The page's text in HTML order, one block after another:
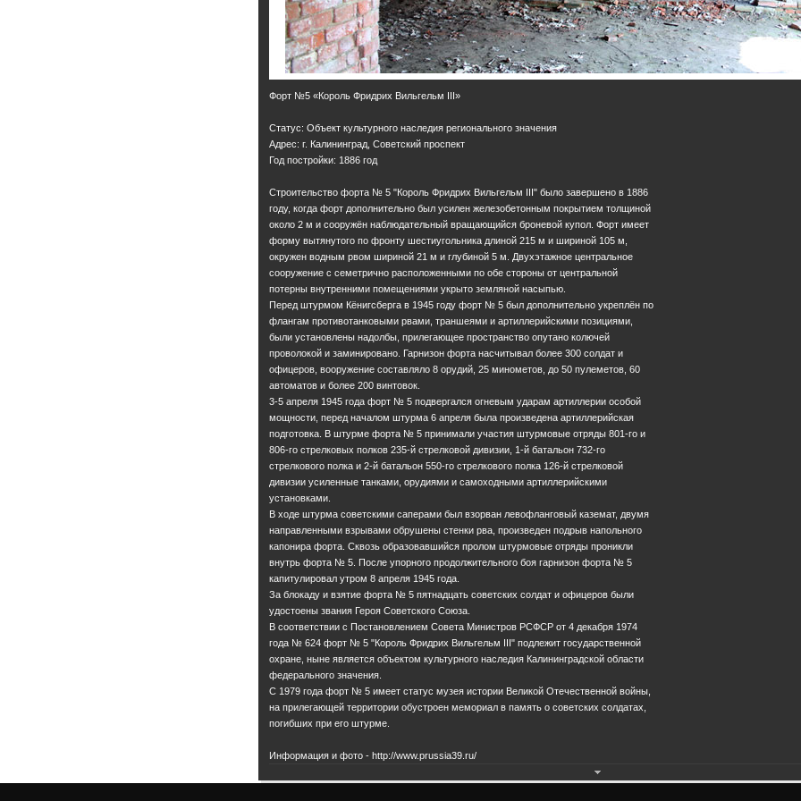
© Администрация ГО "Город Калининград"
+7 (4012) 31-10-31
Форт №5 «Король Фридрих Вильгельм III»
Статус: Объект культурного наследия регионального значения
Адрес: г. Калининград, Советский проспект
Год постройки: 1886 год
Строительство форта № 5 "Король Фридрих Вильгельм III" было завершено в 1886
году, когда форт дополнительно был усилен железобетонным покрытием толщиной
около 2 м и сооружён наблюдательный вращающийся броневой купол. Форт имеет
форму вытянутого по фронту шестиугольника длиной 215 м и шириной 105 м,
окружен водным рвом шириной 21 м и глубиной 5 м. Двухэтажное центральное
сооружение с семетрично расположенными по обе стороны от центральной
потерны внутренними помещениями укрыто земляной насыпью.
Перед штурмом Кёнигсберга в 1945 году форт № 5 был дополнительно укреплён по
флангам противотанковыми рвами, траншеями и артиллерийскими позициями,
были установлены надолбы, прилегающее пространство опутано колючей
проволокой и заминировано. Гарнизон форта насчитывал более 300 солдат и
офицеров, вооружение составляло 8 орудий, 25 минометов, до 50 пулеметов, 60
автоматов и более 200 винтовок.
3-5 апреля 1945 года форт № 5 подвергался огневым ударам артиллерии особой
мощности, перед началом штурма 6 апреля была произведена артиллерийская
подготовка. В штурме форта № 5 принимали участия штурмовые отряды 801-го и
806-го стрелковых полков 235-й стрелковой дивизии, 1-й батальон 732-го
стрелкового полка и 2-й батальон 550-го стрелкового полка 126-й стрелковой
дивизии усиленные танками, орудиями и самоходными артиллерийскими
установками.
В ходе штурма советскими саперами был взорван левофланговый каземат, двумя
направленными взрывами обрушены стенки рва, произведен подрыв напольного
капонира форта. Сквозь образовавшийся пролом штурмовые отряды проникли
внутрь форта № 5. После упорного продолжительного боя гарнизон форта № 5
капитулировал утром 8 апреля 1945 года.
За блокаду и взятие форта № 5 пятнадцать советских солдат и офицеров были
удостоены звания Героя Советского Союза.
В соответствии с Постановлением Совета Министров РСФСР от 4 декабря 1974
года № 624 форт № 5 "Король Фридрих Вильгельм III" подлежит государственной
охране, ныне является объектом культурного наследия Калининградской области
федерального значения.
С 1979 года форт № 5 имеет статус музея истории Великой Отечественной войны,
на прилегающей территории обустроен мемориал в память о советских солдатах,
погибших при его штурме.
Информация и фото - http://www.prussia39.ru/